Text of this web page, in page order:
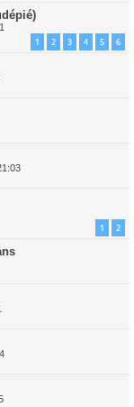
1 2 3 4 5 6
1 2